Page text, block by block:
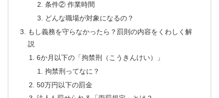
条件② 作業時間
どんな職場が対象になるの？
もし義務を守らなかったら？罰則の内容をくわしく解
説
6か月以下の「拘禁刑（こうきんけい）」
拘禁刑ってなに？
50万円以下の罰金